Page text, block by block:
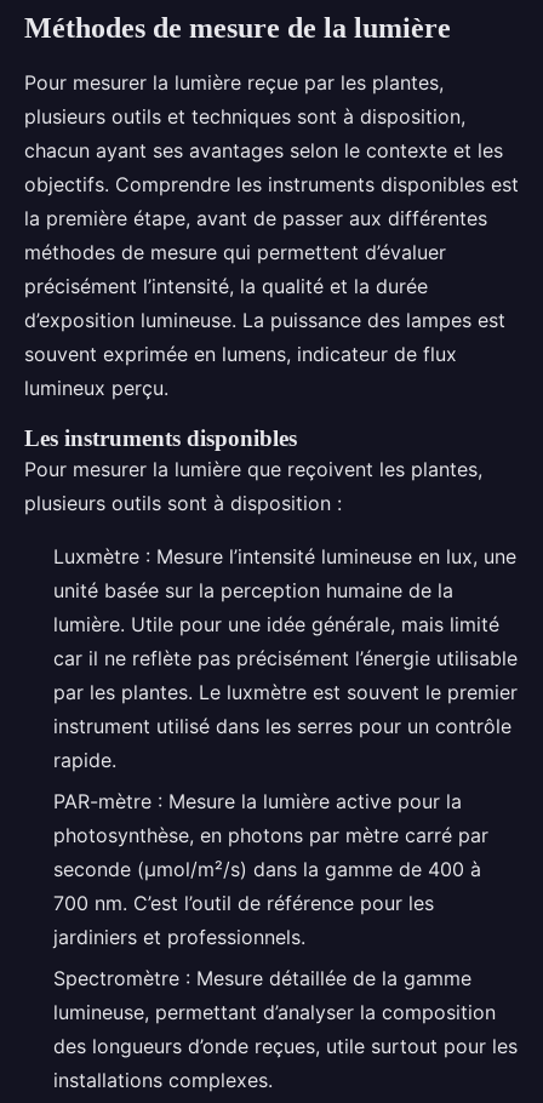
Méthodes de mesure de la lumière
Pour mesurer la lumière reçue par les plantes,
plusieurs outils et techniques sont à disposition,
chacun ayant ses avantages selon le contexte et les
objectifs. Comprendre les instruments disponibles est
la première étape, avant de passer aux différentes
méthodes de mesure qui permettent d’évaluer
précisément l’intensité, la qualité et la durée
d’exposition lumineuse. La puissance des lampes est
souvent exprimée en lumens, indicateur de flux
lumineux perçu.
Les instruments disponibles
Pour mesurer la lumière que reçoivent les plantes,
plusieurs outils sont à disposition :
Luxmètre : Mesure l’intensité lumineuse en lux, une
unité basée sur la perception humaine de la
lumière. Utile pour une idée générale, mais limité
car il ne reflète pas précisément l’énergie utilisable
par les plantes. Le luxmètre est souvent le premier
instrument utilisé dans les serres pour un contrôle
rapide.
PAR-mètre : Mesure la lumière active pour la
photosynthèse, en photons par mètre carré par
seconde (µmol/m²/s) dans la gamme de 400 à
700 nm. C’est l’outil de référence pour les
jardiniers et professionnels.
Spectromètre : Mesure détaillée de la gamme
lumineuse, permettant d’analyser la composition
des longueurs d’onde reçues, utile surtout pour les
installations complexes.